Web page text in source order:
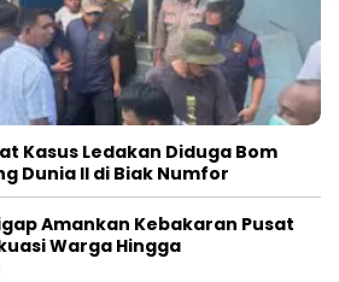
Kasus Ledakan Diduga Bom
Dunia II di Biak Numfor
Amankan Kebakaran Pusat
Warga Hingga